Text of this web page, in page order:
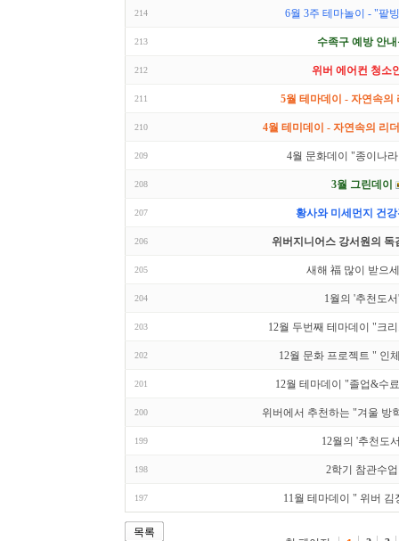
214 6월 3주 테마놀이 - "팥
213 수족구 예방 안내
212 위버 에어컨 청소
211 5월 테마데이 - 자연속
210 4월 테미데이 - 자연속의 리
209 4월 문화데이 "종이나
208 3월 그린데이
207 황사와 미세먼지 건
206 위버지니어스 강서원의
205 새해 福 많이 받으
204 1월의 '추천도서'
203 12월 두번째 테마데이 "크
202 12월 문화 프로젝트 " 인
201 12월 테마데이 "졸업&수
200 위버에서 추천하는 "겨울 방
199 12월의 '추천도
198 2학기 참관수업
197 11월 테마데이 " 위버 김
목록